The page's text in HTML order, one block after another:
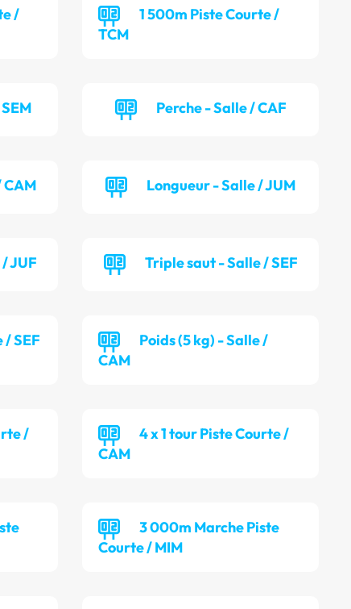
/
1 500m Piste Courte /
TCM
Perche - Salle / CAF
CAM Longueur - Salle / JUM
JUF Triple saut - Salle / SEF
/ SEF
Poids (5 kg) - Salle /
CAM
/
4 x 1 tour Piste Courte /
CAM
3 000m Marche Piste
Courte / MIM